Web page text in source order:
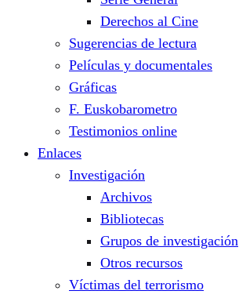
Derechos al Cine
Sugerencias de lectura
Películas y documentales
Gráficas
F. Euskobarometro
Testimonios online
Enlaces
Investigación
Archivos
Bibliotecas
Grupos de investigación
Otros recursos
Víctimas del terrorismo